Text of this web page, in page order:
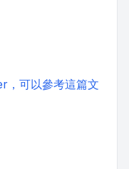
可以參考這篇文